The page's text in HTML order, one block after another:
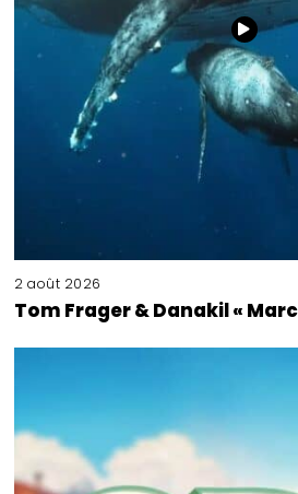
2 août 2026
Tom Frager & Danakil «